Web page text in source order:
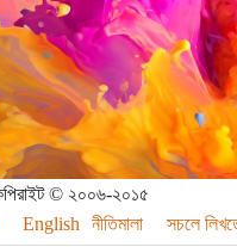
© ২০০৬-২০১৫
English নীতিমালা সচলে